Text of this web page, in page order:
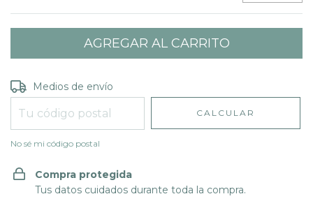
Entregas para el CP:
Medios de envío
CALCULAR
No sé mi código postal
Compra protegida
Tus datos cuidados durante toda la compra.